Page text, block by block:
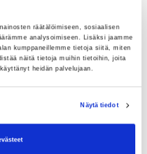
räätälöimiseen, sosiaalisen
analysoimiseen. Lisäksi jaamme
kumppaneillemme tietoja siitä, miten
näitä tietoja muihin tietoihin, joita
heidän palvelujaan.
Näytä tiedot
hengen
ja yksi lepää
kilpailun johdolle,
24 tunnin
paljon hyviä
kaksi kierrosta
voi mennä autolla